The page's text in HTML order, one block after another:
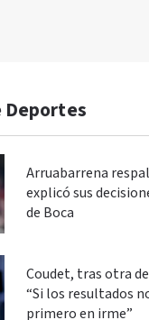
Deportes
Arruabarrena
explicó sus
de Boca
Coudet, tras otra
“Si los resultados
primero en irme”